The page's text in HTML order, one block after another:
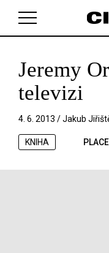
V
Jeremy
televizi
4. 6. 2013 /Jakub
KNIHA